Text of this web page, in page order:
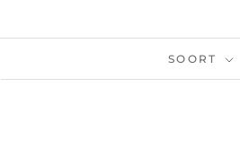
SOORT